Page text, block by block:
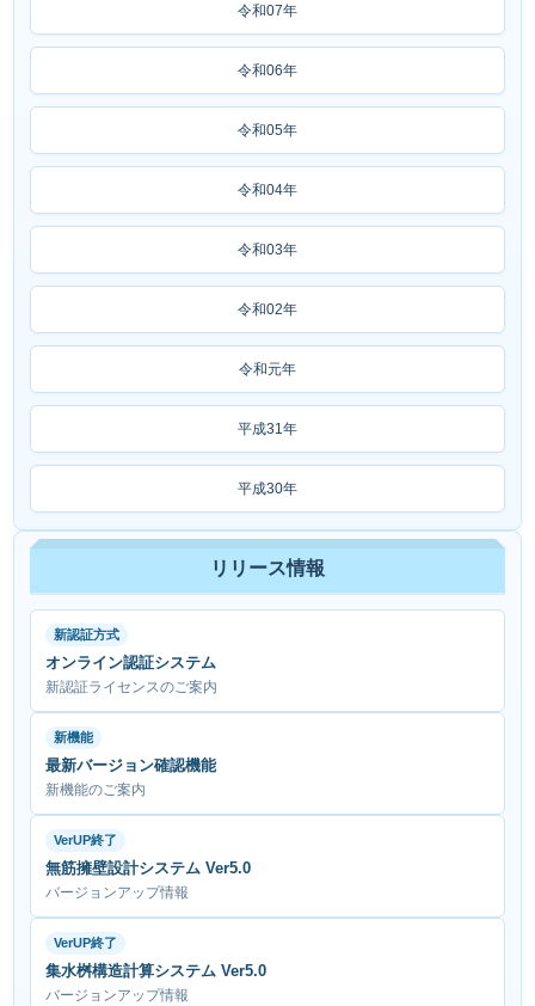
令和07年
令和06年
令和05年
令和04年
令和03年
令和02年
令和元年
平成31年
平成30年
リリース情報
新認証方式
オンライン認証システム
新認証ライセンスのご案内
新機能
最新バージョン確認機能
新機能のご案内
VerUP終了
無筋擁壁設計システム Ver5.0
バージョンアップ情報
VerUP終了
集水桝構造計算システム Ver5.0
バージョンアップ情報